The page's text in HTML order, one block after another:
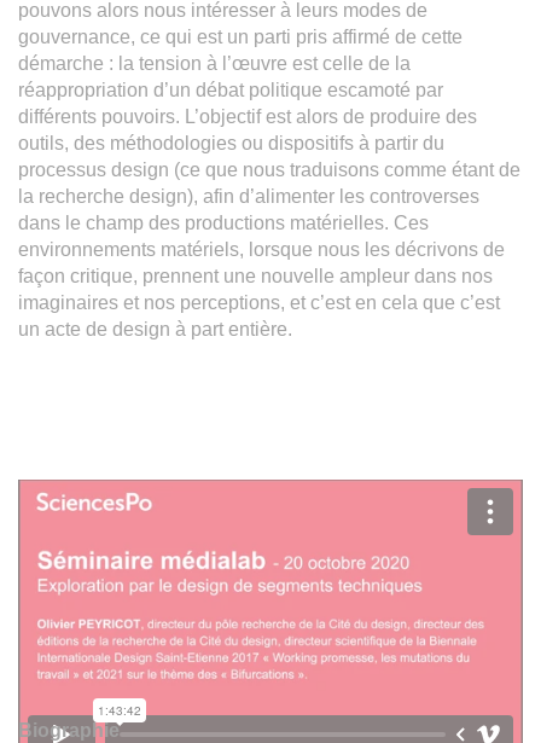
pouvons alors nous intéresser à leurs modes de
gouvernance, ce qui est un parti pris affirmé de cette
démarche : la tension à l’œuvre est celle de la
réappropriation d’un débat politique escamoté par
différents pouvoirs. L’objectif est alors de produire des
outils, des méthodologies ou dispositifs à partir du
processus design (ce que nous traduisons comme étant de
la recherche design), afin d’alimenter les controverses
dans le champ des productions matérielles. Ces
environnements matériels, lorsque nous les décrivons de
façon critique, prennent une nouvelle ampleur dans nos
imaginaires et nos perceptions, et c’est en cela que c’est
un acte de design à part entière.
Biographie